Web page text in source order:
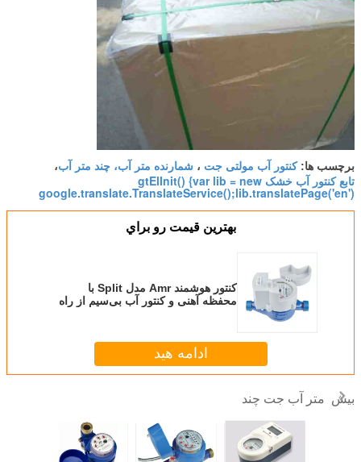
برچسب ها:کنتور آب مولتی جت ، شمارنده متر آب، چند متر آب،
تابع کنتور آب خشک gtElInit() {var lib = new
google.translate.TranslateService();lib.translatePage('en')
بهترين قيمت رو براي
کنتور هوشمند Amr مدل Split با
محفظه آهنی و کنتور آب بی‌سیم از راه
ادامه هید
بیش متر آب جت چند